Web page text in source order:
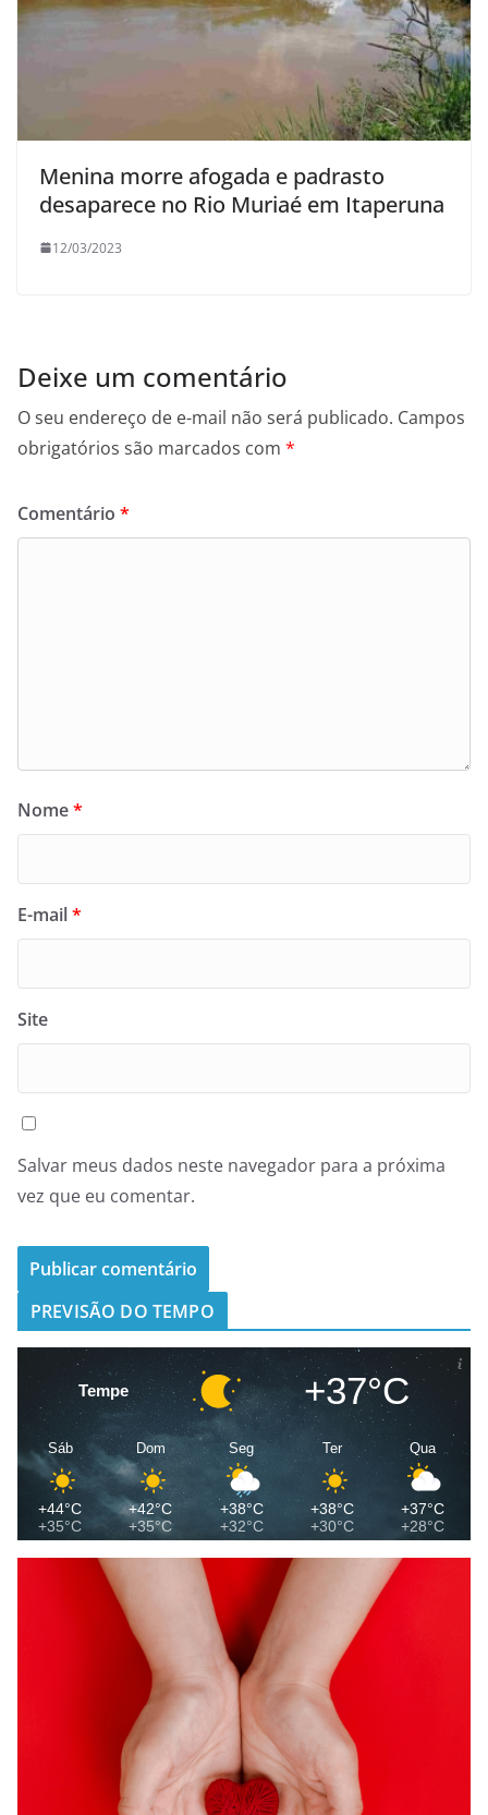
Menina morre afogada e padrasto
desaparece no Rio Muriaé em Itaperuna
12/03/2023
Deixe um comentário
O seu endereço de e-mail não será publicado. Campos
obrigatórios são marcados com *
Comentário *
Nome*
E-mail*
Site
Salvar meus dados neste navegador para a próxima
vez que eu comentar.
PREVISÃO DO TEMPO
Tempe +37°C
Sáb
+44°C
+35°C
Dom
+42°C
+35°C
Seg
+38°C
+32°C
Ter
+38°C
+30°C
Qua
+37°C
+28°C